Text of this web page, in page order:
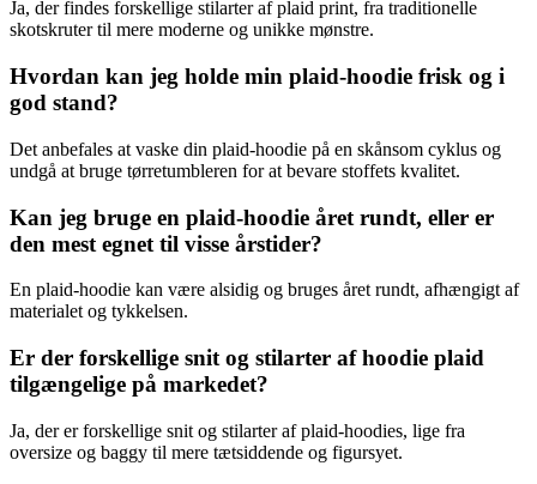
Ja, der findes forskellige stilarter af plaid print, fra traditionelle
skotskruter til mere moderne og unikke mønstre.
Hvordan kan jeg holde min plaid-hoodie frisk og i
god stand?
Det anbefales at vaske din plaid-hoodie på en skånsom cyklus og
undgå at bruge tørretumbleren for at bevare stoffets kvalitet.
Kan jeg bruge en plaid-hoodie året rundt, eller er
den mest egnet til visse årstider?
En plaid-hoodie kan være alsidig og bruges året rundt, afhængigt af
materialet og tykkelsen.
Er der forskellige snit og stilarter af hoodie plaid
tilgængelige på markedet?
Ja, der er forskellige snit og stilarter af plaid-hoodies, lige fra
oversize og baggy til mere tætsiddende og figursyet.